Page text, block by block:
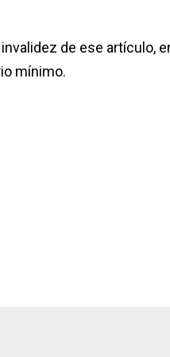
de ese artículo,
mínimo.